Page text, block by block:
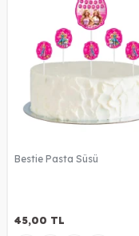
Bestie Pasta Süsü
45,00 TL